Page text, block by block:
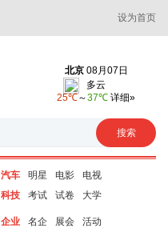
设为首页
汽车 明星 电影
电视
科技
考试 试卷 大学
企业 名企 展会
活动